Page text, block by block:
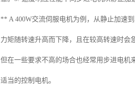
** A 400W交流伺服电机为例，从静止加速
力矩随转速升高而下降，且在较高转速时会
但在一些要求不高的场合也经常用步进电机
适当的控制电机。